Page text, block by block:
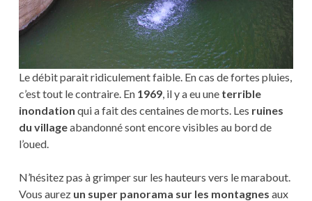
Le débit parait ridiculement faible. En cas de fortes pluies,
c’est tout le contraire. En 1969, il y a eu une terrible
inondation qui a fait des centaines de morts. Les ruines
du villageabandonné sont encore visibles au bord de
l’oued.
N’hésitez pas à grimper sur les hauteurs vers le marabout.
Vous aurez un super panorama sur les montagnes aux